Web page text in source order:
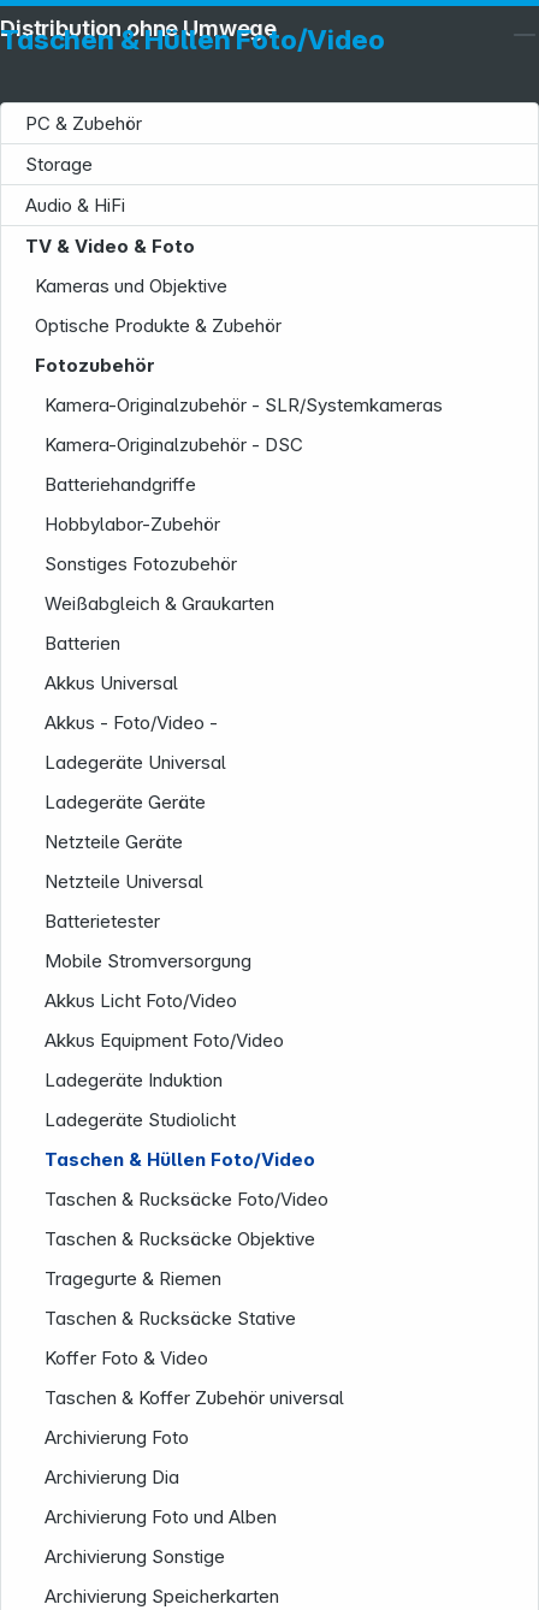
Taschen & Hüllen Foto/Video
PC & Zubehör
Storage
Audio & HiFi
TV & Video & Foto
Kameras und Objektive
Optische Produkte & Zubehör
Fotozubehör
Kamera-Originalzubehör - SLR/Systemkameras
Kamera-Originalzubehör - DSC
Batteriehandgriffe
Hobbylabor-Zubehör
Sonstiges Fotozubehör
Weißabgleich & Graukarten
Batterien
Akkus Universal
Akkus - Foto/Video -
Ladegeräte Universal
Ladegeräte Geräte
Netzteile Geräte
Netzteile Universal
Batterietester
Mobile Stromversorgung
Akkus Licht Foto/Video
Akkus Equipment Foto/Video
Ladegeräte Induktion
Ladegeräte Studiolicht
Taschen & Hüllen Foto/Video
Taschen & Rucksäcke Foto/Video
Taschen & Rucksäcke Objektive
Tragegurte & Riemen
Taschen & Rucksäcke Stative
Koffer Foto & Video
Taschen & Koffer Zubehör universal
Archivierung Foto
Archivierung Dia
Archivierung Foto und Alben
Archivierung Sonstige
Archivierung Speicherkarten
Distribution ohne Umwege
Service